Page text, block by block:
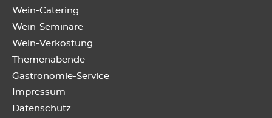
Wein-Catering
Wein-Seminare
Wein-Verkostung
Themenabende
Gastronomie-Service
Impressum
Datenschutz